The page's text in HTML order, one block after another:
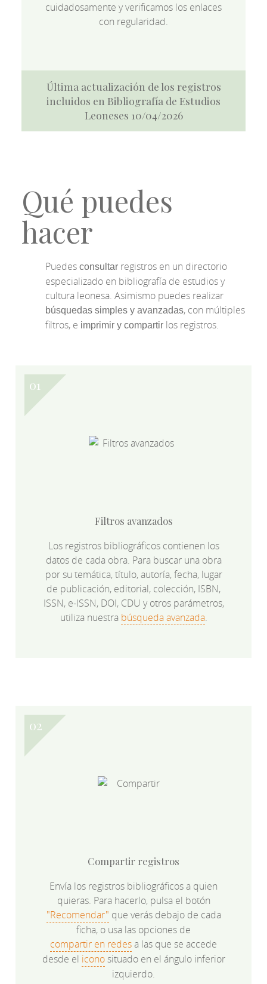
cuidadosamente y verificamos los enlaces
con regularidad.
Última actualización de los registros
incluidos en Bibliografía de Estudios
Leoneses 10/04/2026
Qué puedes
hacer
Puedesconsultar registros en un directorio
especializado en bibliografía de estudios y
cultura leonesa. Asimismo puedes realizar
búsquedas simples y avanzadas, con múltiples
filtros, e imprimir y compartir los registros.
Filtros avanzados
Los registros bibliográficos contienen los
datos de cada obra. Para buscar una obra
por su temática, título, autoría, fecha, lugar
de publicación, editorial, colección, ISBN,
ISSN, e-ISSN, DOI, CDU y otros parámetros,
utiliza nuestra búsqueda avanzada.
Compartir registros
Envía los registros bibliográficos a quien
quieras. Para hacerlo, pulsa el botón
"Recomendar" que verás debajo de cada
ficha, o usa las opciones de
compartir en redesa las que se accede
desde el iconosituado en el ángulo inferior
izquierdo.